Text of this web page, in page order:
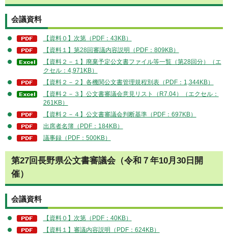
会議資料
【資料０】次第（PDF：43KB）
【資料１】第28回審議内容説明（PDF：809KB）
【資料２－１】廃棄予定公文書ファイル等一覧（第28回分）（エ
クセル：4,971KB）
【資料２－２】各機関公文書管理規程別表（PDF：1,344KB）
【資料２－３】公文書審議会意見リスト（R7.04）（エクセル：
261KB）
【資料２－４】公文書審議会判断基準（PDF：697KB）
出席者名簿（PDF：184KB）
議事録（PDF：500KB）
第27回長野県公文書審議会（令和７年10月30日開
催）
会議資料
【資料０】次第（PDF：40KB）
【資料１】審議内容説明（PDF：624KB）